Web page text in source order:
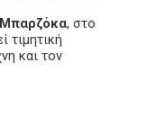
, στο
τιμητική
και τον